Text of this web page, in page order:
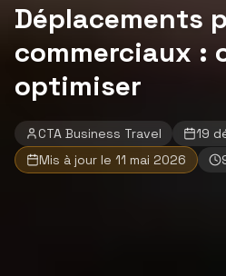
Déplacements
commerciaux :
optimiser
CTA Business Travel
19
Mis à jour le 11 mai 2026